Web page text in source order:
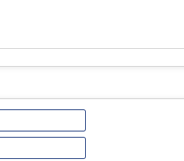
Ime
ili
nadimak
Email
(nije